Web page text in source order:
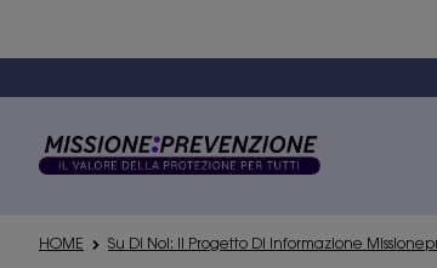
HOME Su Di Noi: Il Progetto Di Informazione